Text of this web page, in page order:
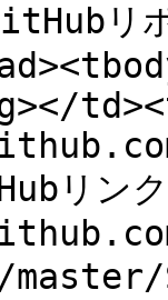
リ
リン